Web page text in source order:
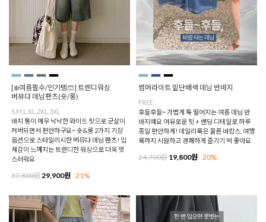
[❄️여름필수/인기템🩳] 트렌디워싱
버뮤다 데님팬츠(숏/롱)
S,M,L,XL,2XL,3XL
바지 통이 매우 낙낙한 와이드 핏으로 군살이
커버되면서 편안하구요~ 숏&롱 2가지 기장
옵션으로 스타일리시한 버뮤다 데님 팬츠! 입
체감이 느껴지는 트렌디한 워싱으로 더욱 멋
스러워요
37,800원 29,900원 21%
썸머라이트 밑단배색 데님 반바지
FREE
후들후들~ 가볍게 툭 떨어지는 여름 데님 반
바지예요 여유로운 핏 + 밴딩 디테일로 하루
종일 편안하게! 데일리룩은 물론 바캉스, 여행
룩까지 시원하고 경쾌하게 즐기기 딱 좋아요
24,700원 19,800원 20%